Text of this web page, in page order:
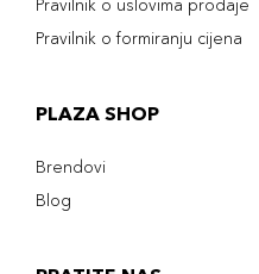
Pravilnik o uslovima prodaje
Pravilnik o formiranju cijena
PLAZA SHOP
Brendovi
Blog